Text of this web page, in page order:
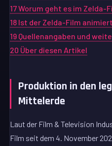
17Worum geht es im Zelda-
18 Ist der Zelda-Film
19 Quellenangaben und
20 Über diesen Artikel
Produktion in den
Mittelerde
Laut der Film & Television
Film seit dem 4. November